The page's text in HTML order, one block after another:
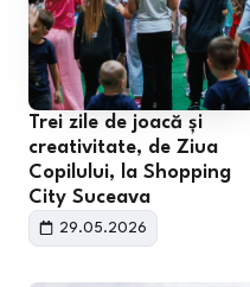
Trei zile de joacă și
creativitate, de Ziua
Copilului, la Shopping
City Suceava
29.05.2026